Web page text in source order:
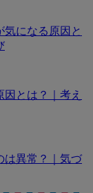
気になる原因と
因とは？｜考え
は異常？｜気づ